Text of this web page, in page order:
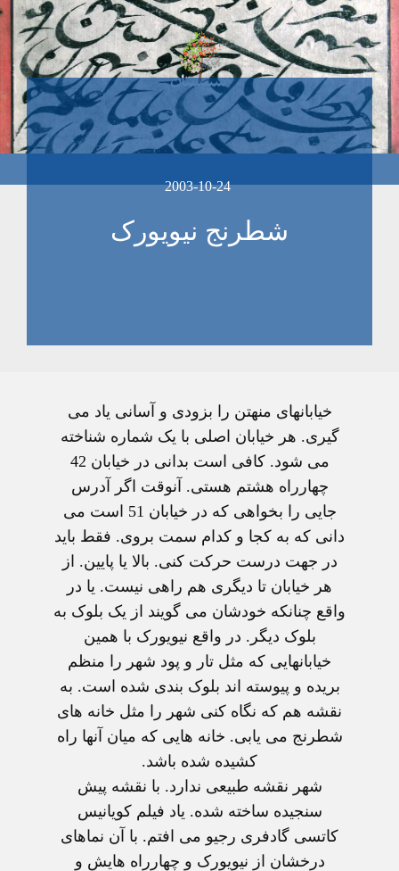
2003-10-24
شطرنج نيويورک
خيابانهای منهتن را بزودی و آسانی ياد می
گيری. هر خيابان اصلی با يک شماره شناخته
می شود. کافی است بدانی در خيابان 42
چهارراه هشتم هستی. آنوقت اگر آدرس
جايی را بخواهی که در خيابان 51 است می
دانی که به کجا و کدام سمت بروی. فقط بايد
در جهت درست حرکت کنی. بالا يا پايين. از
هر خيابان تا ديگری هم راهی نيست. يا در
واقع چنانکه خودشان می گويند از يک بلوک به
بلوک ديگر. در واقع نيويورک با همين
خيابانهايی که مثل تار و پود شهر را منظم
بريده و پيوسته اند بلوک بندی شده است. به
نقشه هم که نگاه کنی شهر را مثل خانه های
شطرنج می يابی. خانه هايی که ميان آنها راه
کشيده شده باشد.
شهر نقشه طبيعی ندارد. با نقشه پيش
سنجيده ساخته شده. ياد فيلم کويانيس
کاتسی گادفری رجيو می افتم. با آن نماهای
درخشان از نيويورک و چهارراه هايش و